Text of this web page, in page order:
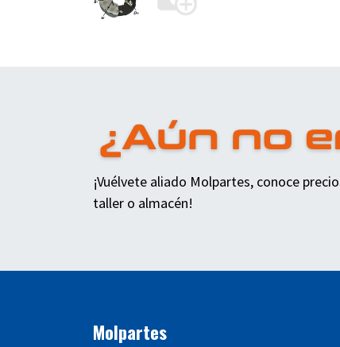
¡Vuélvete aliado Molpartes, conoce
taller o almacén!
Molpartes